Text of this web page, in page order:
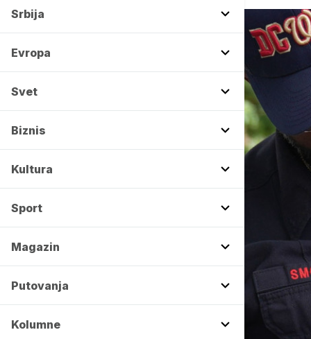
Srbija
Evropa
Svet
Biznis
Kultura
Sport
Magazin
Putovanja
Kolumne